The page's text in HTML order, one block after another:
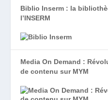
Biblio Inserm : la
l’INSERM
Media On Demand :
de contenu sur MYM